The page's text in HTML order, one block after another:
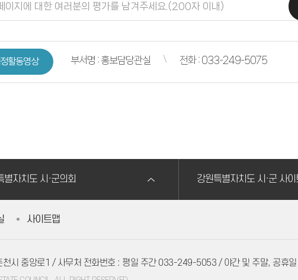
활동영상 부서명 : 홍보담당관실 전화 : 033-249-5075
별자치도 시·군의회 강원특별자치도 시·군 사이
사이트맵
시 중앙로1 / 사무처 전화번호 : 평일 주간 033-249-5053 / 야간 및 주말, 공